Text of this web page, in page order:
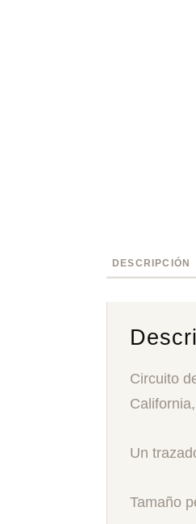
DESCRIPCIÓN
Circuito
Un
Tamaño